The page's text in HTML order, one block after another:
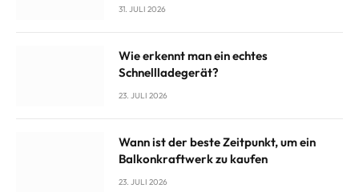
31. JULI 2026
Wie erkennt man ein echtes
Schnellladegerät?
23. JULI 2026
Wann ist der beste Zeitpunkt, um ein
Balkonkraftwerk zu kaufen
23. JULI 2026